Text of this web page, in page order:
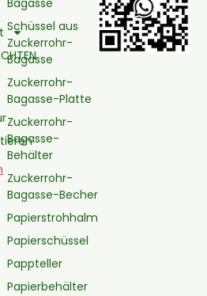
Schüssel aus
Zuckerrohr-
Bagasse
Zuckerrohr-
Bagasse-Platte
Zuckerrohr-
Bagasse-
Behälter
Zuckerrohr-
Bagasse-Becher
Papierstrohhalm
Papierschüssel
Pappteller
Papierbehälter